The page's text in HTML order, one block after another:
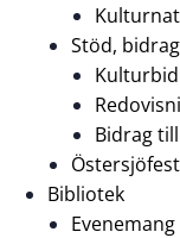
Stöd,
Bidrag
Bibliotek